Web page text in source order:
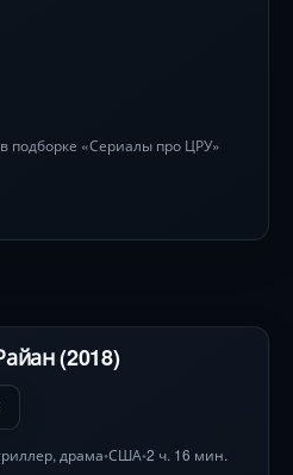
подборке «Сериалы про ЦРУ»
(2018)
, драма•США•2 ч. 16 мин.